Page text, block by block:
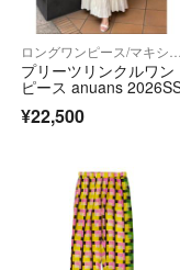
プリーツリンクルワン
ピース anuans
¥22,500